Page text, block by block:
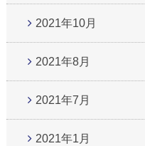
2021年10月
2021年8月
2021年7月
2021年1月